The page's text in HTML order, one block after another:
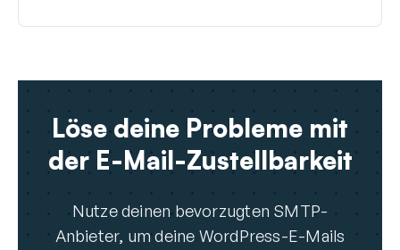
Löse deine Probleme mit
der E-Mail-Zustellbarkeit
Nutze deinen bevorzugten SMTP-
Anbieter, um deine WordPress-E-Mails